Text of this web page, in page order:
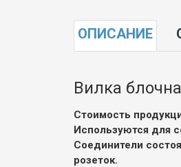
ОПИСАНИЕ
Вилка
Стоимость
Используются для
Соединители
розеток.